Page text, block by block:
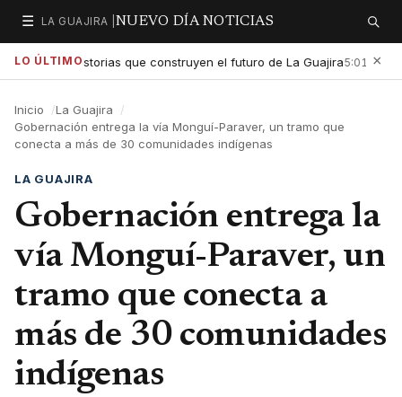
☰
Secciones
LA GUAJIRA | NUEVO DÍA NOTICIAS Buscar
LO ÚLTIMO
las historias que construyen el futuro de La Guajira5:01 PM ×
Inicio
La Guajira
Gobernación entrega la vía Monguí-Paraver, un tramo que
conecta a más de 30 comunidades indígenas
LA GUAJIRA
Gobernación entrega la
vía Monguí-Paraver, un
tramo que conecta a
más de 30 comunidades
indígenas